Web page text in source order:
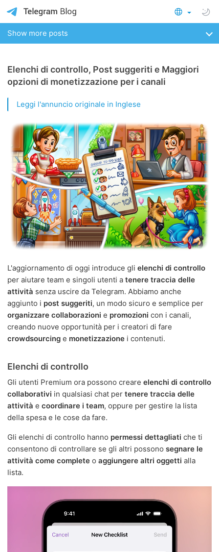
Show more posts
Elenchi di controllo, Post suggeriti e Maggiori
opzioni di monetizzazione per i canali
Leggi l'annuncio originale in Inglese
L'aggiornamento di oggi introduce gli elenchi di controllo
per aiutare team e singoli utenti a tenere traccia delle
attività senza uscire da Telegram. Abbiamo anche
aggiunto i post suggeriti, un modo sicuro e semplice per
organizzare collaborazioni e promozioni con i canali,
creando nuove opportunità per i creatori di fare
crowdsourcing e monetizzazione i contenuti.
Elenchi di controllo
Gli utenti Premium ora possono creare elenchi di controllo
collaborativi in qualsiasi chat per tenere traccia delle
attività e coordinare i team, oppure per gestire la lista
della spesa e le cose da fare.
Gli elenchi di controllo hanno permessi dettagliati che ti
consentono di controllare se gli altri possono segnare le
attività come complete o aggiungere altri oggetti alla
lista.